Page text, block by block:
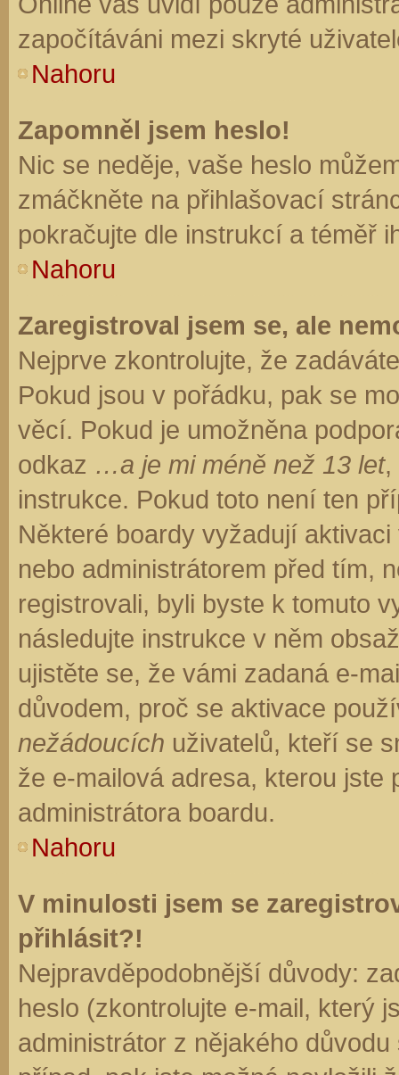
započítáváni mezi skryté
Nahoru
Zapomněl jsem heslo!
Nic se neděje, vaše heslo
zmáčkněte na přihlašovací
pokračujte dle instrukcí a téměř
Nahoru
Zaregistroval jsem se, ale
Nejprve zkontrolujte, že
Pokud jsou v pořádku, pak se
věcí. Pokud je umožněna
odkaz …a je mi méně než 13 let,
instrukce. Pokud toto není ten
Některé boardy vyžadují
nebo administrátorem před tím,
registrovali, byli byste k tomuto
následujte instrukce v něm
ujistěte se, že vámi zadaná e-
důvodem, proč se aktivace
nežádoucích uživatelů, kteří se
že e-mailová adresa, kterou jste
administrátora boardu.
Nahoru
V minulosti jsem se
přihlásit?!
Nejpravděpodobnější důvody:
heslo (zkontrolujte e-mail, který
administrátor z nějakého